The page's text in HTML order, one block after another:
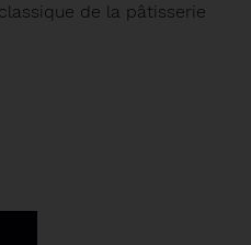
de la pâtisserie